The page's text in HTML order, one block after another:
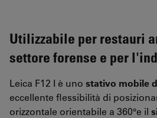
Utilizzabile per restauri
settore forense e per
Leica F12 I è uno stativo mobile
eccellente flessibilità di
orizzontale orientabile a 360°e il